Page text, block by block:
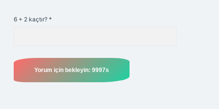
6 + 2 kaçtır? *